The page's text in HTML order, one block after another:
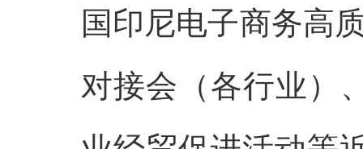
国印尼电子商务高
对接会（各行业）